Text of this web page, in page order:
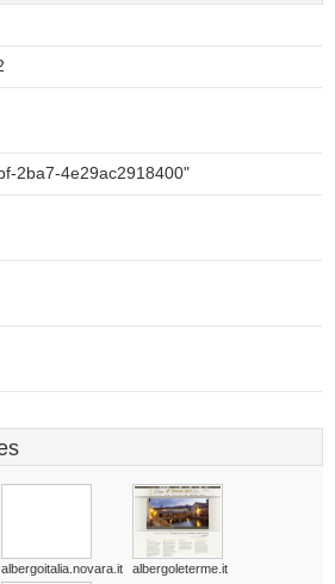
2ba7-4e29ac2918400"
albergoitalia.novara.it albergoleterme.it